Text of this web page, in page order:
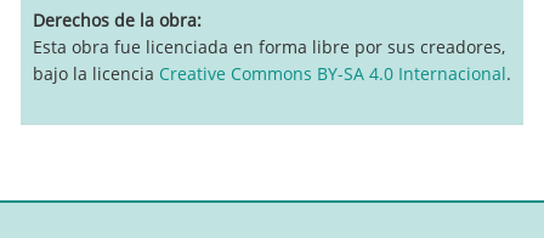
Derechos de la obra
Esta obra fue licenciada en forma libre por sus creadores,
bajo la licencia Creative Commons BY-SA 4.0 Internacional.